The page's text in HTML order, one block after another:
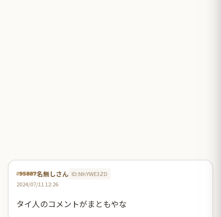
#95887名無しさん ID:NhYWE3ZD
2024/07/11 12:26
タイ人のコメントがまともやな